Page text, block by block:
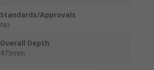
Standards/Approvals
No
Overall Depth
475mm